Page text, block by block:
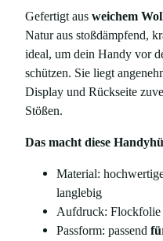
m
i
t
r
i
t
Gefertigt aus weichem
Natur aus stoßdämpfend,
ideal, um dein Handy vor
schützen. Sie liegt
Display und Rückseite
Stößen.
Das macht diese
Material:
langlebig
Aufdruck: Flockfolie
Passform: passend